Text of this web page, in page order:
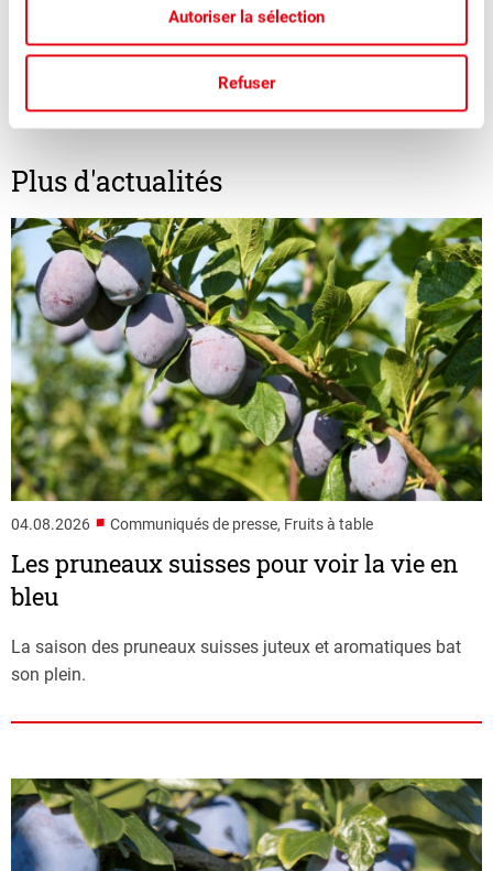
Autoriser la sélection
Refuser
Jimmy Mariéthoz
Directeur
Plus d'actualités
04.08.2026 ■ Communiqués de presse, Fruits à table
Les pruneaux suisses pour voir la vie en
bleu
La saison des pruneaux suisses juteux et aromatiques bat
son plein.